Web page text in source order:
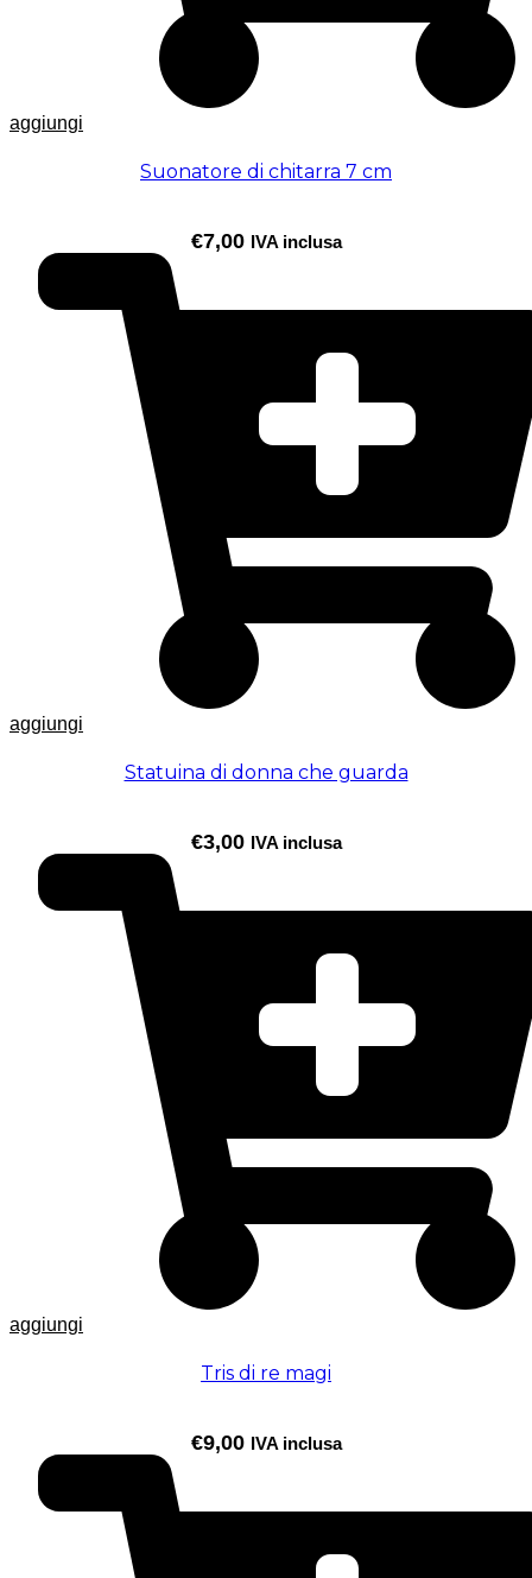
aggiungi
Suonatore di chitarra 7 cm
€7,00 IVA inclusa
aggiungi
Statuina di donna che guarda
€3,00 IVA inclusa
aggiungi
Tris di re magi
€9,00 IVA inclusa